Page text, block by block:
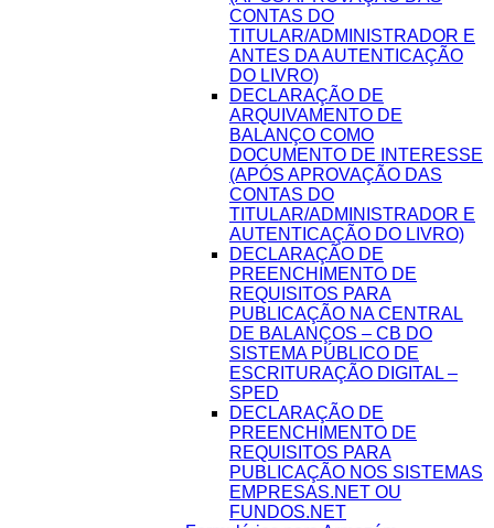
CONTAS DO
TITULAR/ADMINISTRADOR E
ANTES DA AUTENTICAÇÃO
DO LIVRO)
DECLARAÇÃO DE
ARQUIVAMENTO DE
BALANÇO COMO
DOCUMENTO DE INTERESSE
(APÓS APROVAÇÃO DAS
CONTAS DO
TITULAR/ADMINISTRADOR E
AUTENTICAÇÃO DO LIVRO)
DECLARAÇÃO DE
PREENCHIMENTO DE
REQUISITOS PARA
PUBLICAÇÃO NA CENTRAL
DE BALANÇOS – CB DO
SISTEMA PÚBLICO DE
ESCRITURAÇÃO DIGITAL –
SPED
DECLARAÇÃO DE
PREENCHIMENTO DE
REQUISITOS PARA
PUBLICAÇÃO NOS SISTEMAS
EMPRESAS.NET OU
FUNDOS.NET